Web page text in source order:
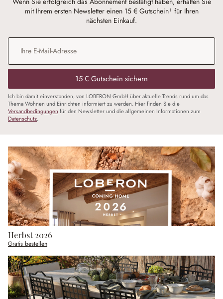
mit Ihrem ersten Newsletter einen 15 € Gutschein¹ für Ihren
nächsten Einkauf.
E-Mail-Adresse
15 € Gutschein sichern
Ich bin damit einverstanden, von LOBERON GmbH über aktuelle Trends rund um das
Thema Wohnen und Einrichten informiert zu werden. Hier finden Sie die
Versandbedingungen für den Newsletter und die allgemeinen Informationen zum
Datenschutz.
Herbst 2026
Gratis bestellen